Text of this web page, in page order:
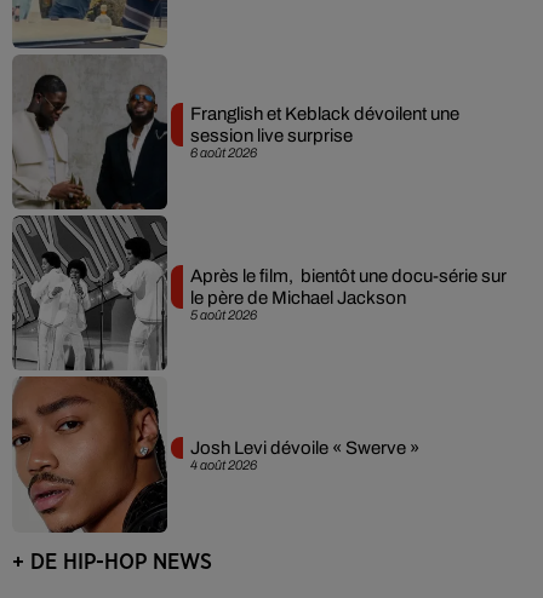
6 août 2026
Franglish et Keblack dévoilent une
session live surprise
5 août 2026
Après le film, bientôt une docu-série sur
le père de Michael Jackson
4 août 2026
Josh Levi dévoile « Swerve »
+ DE HIP-HOP NEWS